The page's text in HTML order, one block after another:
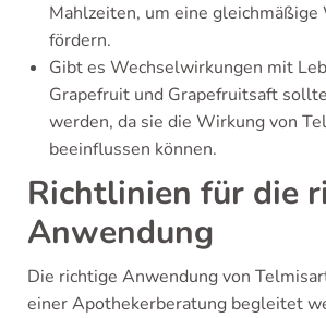
Mahlzeiten, um eine gleichmäßige
fördern.
Gibt es Wechselwirkungen mit
Grapefruit und Grapefruitsaft
werden, da sie die Wirkung von
beeinflussen können.
Richtlinien für die
Anwendung
Die richtige Anwendung von
einer Apothekerberatung begleitet